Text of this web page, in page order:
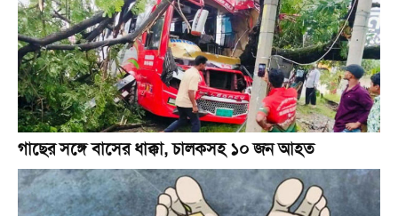
গাছের সঙ্গে বাসের ধাক্কা, চালকসহ ১০ জন আহত